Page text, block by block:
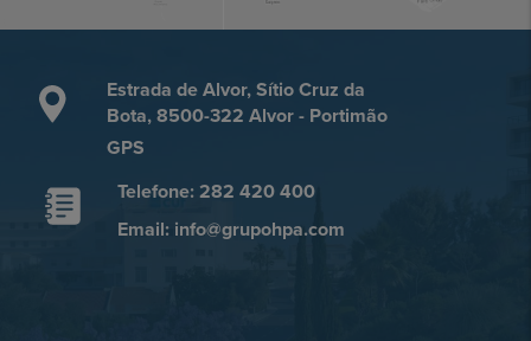
Estrada de Alvor, Sítio Cruz da
Bota, 8500-322 Alvor - Portimão
GPS
Telefone: 282 420 400
Email: info@grupohpa.com